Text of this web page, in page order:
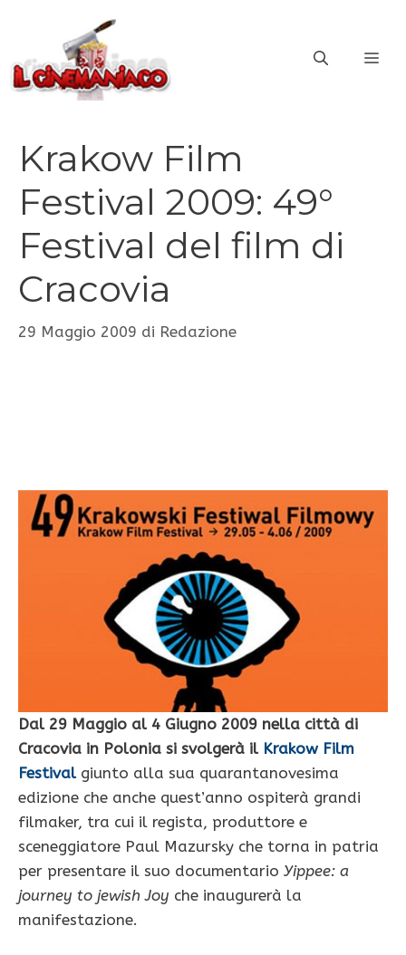
contenuto
Krakow Film
Festival 2009: 49°
Festival del film di
Cracovia
29 Maggio 2009 di Redazione
Dal 29 Maggio al 4 Giugno 2009 nella città di
Cracovia in Polonia si svolgerà il Krakow Film
Festival giunto alla sua quarantanovesima
edizione che anche quest’anno ospiterà grandi
filmaker, tra cui il regista, produttore e
sceneggiatore Paul Mazursky che torna in patria
per presentare il suo documentario Yippee: a
journey to jewish Joy che inaugurerà la
manifestazione.